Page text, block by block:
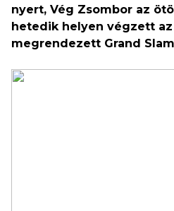
nyert, Vég Zsombor az
hetedik helyen végzett az
megrendezett Grand